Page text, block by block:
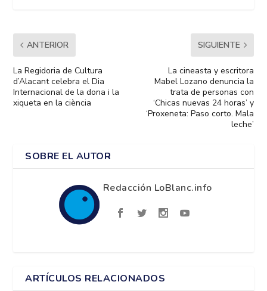
ANTERIOR
La Regidoria de Cultura
d’Alacant celebra el Dia
Internacional de la dona i la
xiqueta en la ciència
SIGUIENTE
La cineasta y escritora
Mabel Lozano denuncia la
trata de personas con
‘Chicas nuevas 24 horas’ y
‘Proxeneta: Paso corto. Mala
leche’
SOBRE EL AUTOR
Redacción LoBlanc.info
ARTÍCULOS RELACIONADOS